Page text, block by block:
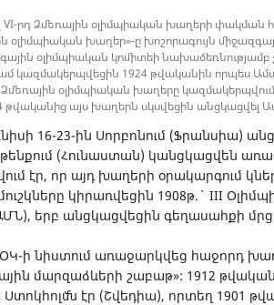
VI-րդ Ձմեռային օլիմպիական խաղերի փակման
օլիմպիական խաղեր»-ը խոշորագույն
օլիմպիական կոմիտեի
կազմակերպվեցին 1924 թվականին որպես
օլիմպիական խաղերը
թվականից այս խաղերն սկսվեցին անցկացվել
16-23-ին Սորբոնում (Ֆրանսիա)
(Հունաստան) կանցկացվեն
էր, որ այդ խաղերի օրակարգում
կիրառվեցին 1908թ.` III
երբ անցկացվեցին գեղասահքի
ի նիստում առաջարկվեց հաջորդ
մարզաձևերի շաբաթ»: 1912
էր (Շվեդիա), որտեղ 1901